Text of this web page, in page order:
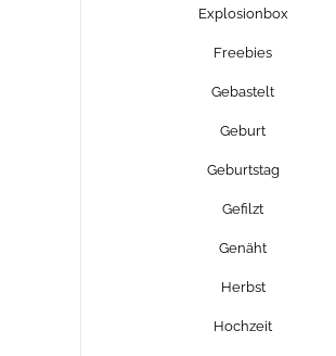
Explosionbox
Freebies
Gebastelt
Geburt
Geburtstag
Gefilzt
Genäht
Herbst
Hochzeit